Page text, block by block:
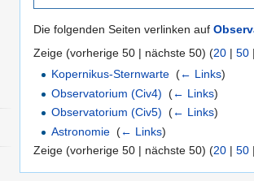
Die folgenden Seiten verlinken auf
Zeige (vorherige 50 | nächste 50) (20 | 50
Kopernikus-Sternwarte (← Links)
Observatorium (Civ4)
(← Links)
Observatorium (Civ5)
(← Links)
Astronomie (← Links)
Zeige (vorherige 50 | nächste 50) (20 | 50